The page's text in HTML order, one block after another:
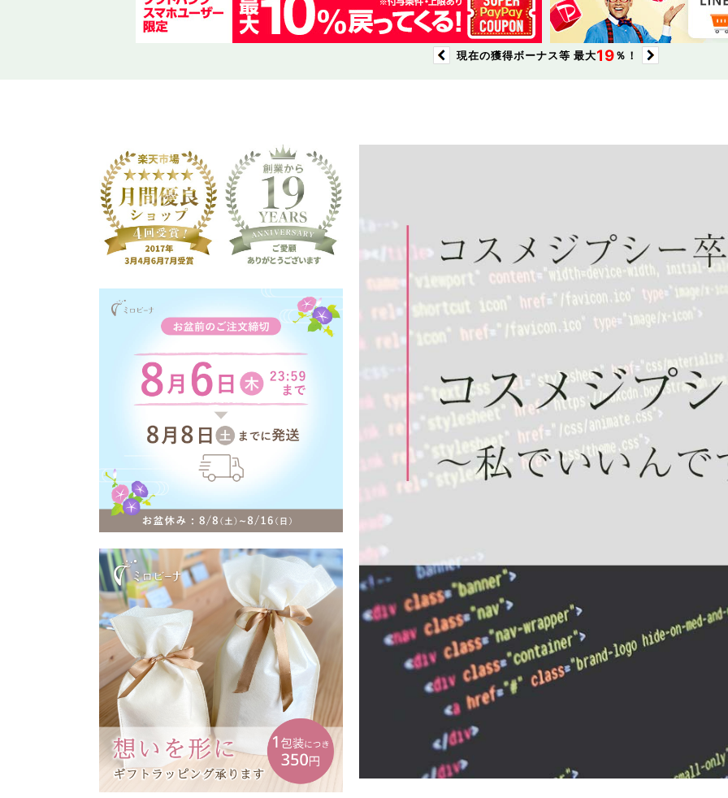
ニキビケアにはトータルが一番 トータルセット
使えば分かるそのすごさ！美容サプリ 売れてます！オ
人気！アロマの虫よけ。刺された後のケアにも ワキ肌キレイに
炭入りの超低刺激、サッパリソープ！ 大好評！石鹸な
お客様の声（レビュー）
炭入りの超低刺激、サッパリソープ！
大好評！